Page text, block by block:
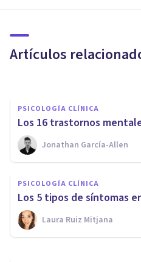
Artículos
depresión de
PSICOLOGÍA CLÍNICA
Los 16 trastornos
Jonathan García-Allen
PSICOLOGÍA CLÍNICA
Los 5 tipos de síntomas
Laura Ruiz Mitjana
PSICOLOGÍA CLÍNICA
Terrores
síntomas,
Nahum Montagud Rubio